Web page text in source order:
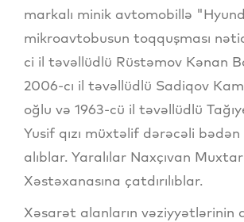
markalı minik avtomobillə
mikroavtobusun toqquşması
ci il təvəllüdlü Rüstəmov Kənan
2006-cı il təvəllüdlü Sadiqov
oğlu və 1963-cü il təvəllüdlü
Yusif qızı müxtəlif dərəcəli
alıblar. Yaralılar Naxçıvan
Xəstəxanasına çatdırılıblar.
Xəsarət alanların vəziyyətlərinin